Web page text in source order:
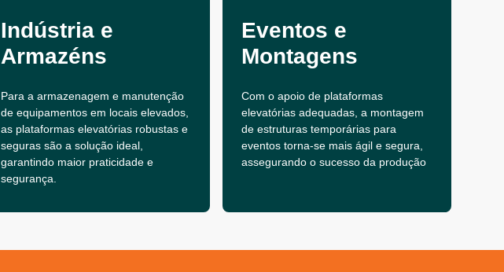
Indústria e
Armazéns
Para a armazenagem e manutenção
de equipamentos em locais elevados,
as plataformas elevatórias robustas e
seguras são a solução ideal,
garantindo maior praticidade e
segurança.
Eventos e
Montagens
Com o apoio de plataformas
elevatórias adequadas, a montagem
de estruturas temporárias para
eventos torna-se mais ágil e segura,
assegurando o sucesso da produção